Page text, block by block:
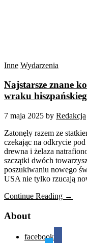
Inne Wydarzenia
Najstarsze znane
wraku
7 maja 2025 by Redakcja
Zatonęły razem ze
czekając na odkrycie
drewna i żelaza
szczątki dwóch
poszukiwaniu nowego
USA nie tylko rzucają
Continue Reading →
About
facebook